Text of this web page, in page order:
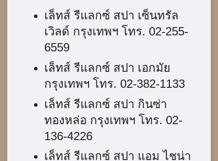
เล็ทส์ รีแลกซ์ สปา เซ็นทรัล
เวิลด์ กรุงเทพฯ โทร. 02-255-
6559
เล็ทส์ รีแลกซ์ สปา เอกมัย
กรุงเทพฯ โทร. 02-382-1133
เล็ทส์ รีแลกซ์ สปา กินซ่า
ทองหล่อ กรุงเทพฯ โทร. 02-
136-4226
เล็ทส์ รีแลกซ์ สปา แอม ไชน่า